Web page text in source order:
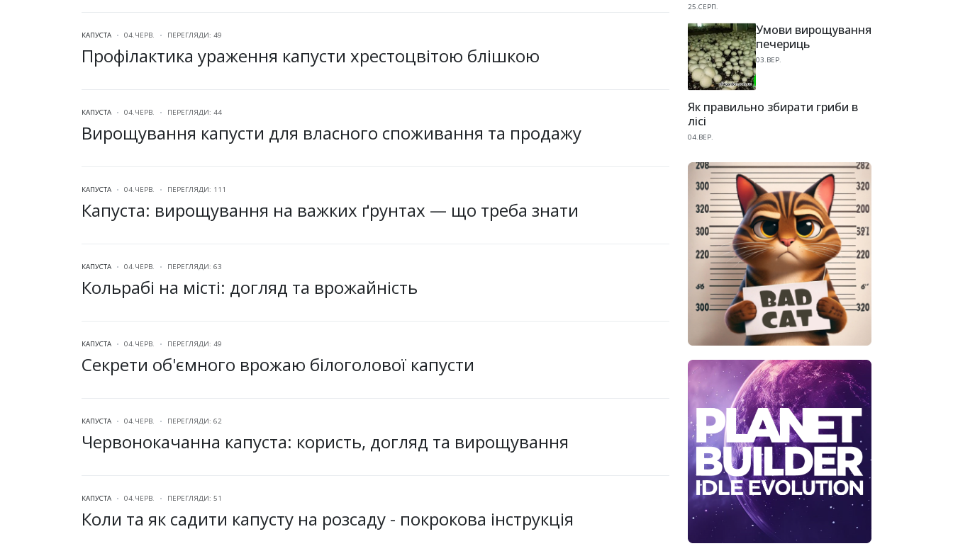
КАПУСТА 04.ЧЕРВ. ПЕРЕГЛЯДИ: 49
Профілактика ураження капусти хрестоцвітою блішкою
КАПУСТА 04.ЧЕРВ. ПЕРЕГЛЯДИ: 44
Вирощування капусти для власного споживання та продажу
КАПУСТА 04.ЧЕРВ. ПЕРЕГЛЯДИ: 111
Капуста: вирощування на важких ґрунтах — що треба знати
КАПУСТА 04.ЧЕРВ. ПЕРЕГЛЯДИ: 63
Кольрабі на місті: догляд та врожайність
КАПУСТА 04.ЧЕРВ. ПЕРЕГЛЯДИ: 49
Секрети об'ємного врожаю білоголової капусти
КАПУСТА 04.ЧЕРВ. ПЕРЕГЛЯДИ: 62
Червонокачанна капуста: користь, догляд та вирощування
КАПУСТА 04.ЧЕРВ. ПЕРЕГЛЯДИ: 51
Коли та як садити капусту на розсаду - покрокова інструкція
25.СЕРП.
Умови вирощування
печериць
03.ВЕР.
Як правильно збирати гриби в
лісі
04.ВЕР.